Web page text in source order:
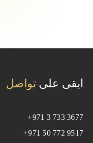
ابقى على تواصل
+971 3 733 3677
+971 50 772 9517